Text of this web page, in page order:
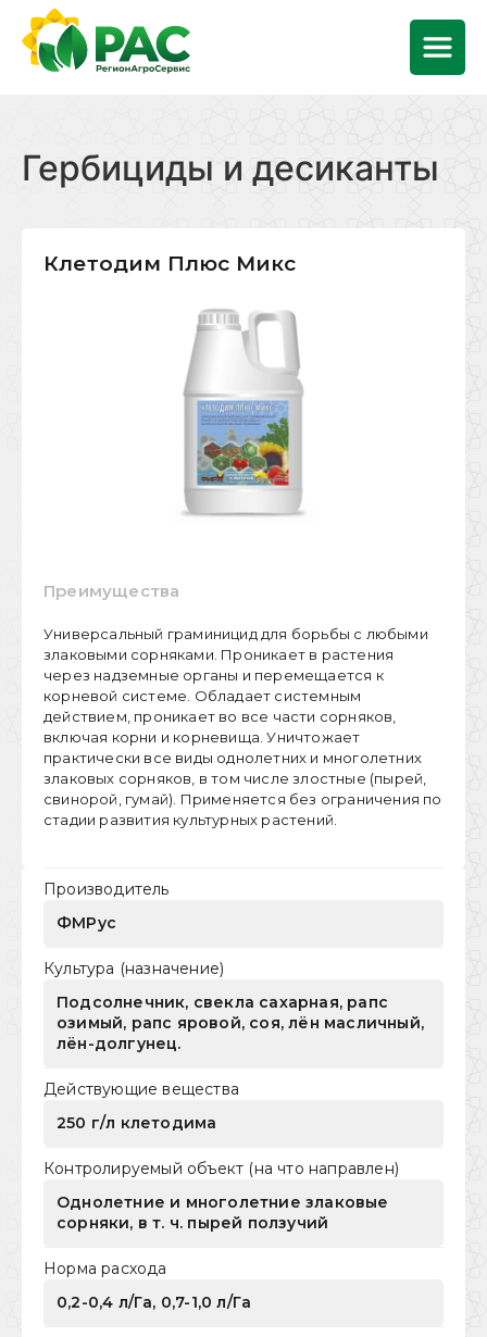
Гербициды и десиканты
Клетодим Плюс Микс
Преимущества
Универсальный граминицид для борьбы c любыми
злаковыми сорняками. Проникает в растения
через надземные органы и перемещается к
корневой системе. Обладает системным
действием, проникает во все части сорняков,
включая корни и корневища. Уничтожает
практически все виды однолетних и многолетних
злаковых сорняков, в том числе злостные (пырей,
свинорой, гумай). Применяется без ограничения по
стадии развития культурных растений.
Производитель
ФМРус
Культура (назначение)
Подсолнечник, свекла сахарная, рапс
озимый, рапс яровой, соя, лён масличный,
лён-долгунец.
Действующие вещества
250 г/л клетодима
Контролируемый объект (на что направлен)
Однолетние и многолетние злаковые
сорняки, в т. ч. пырей ползучий
Норма расхода
0,2-0,4 л/Га, 0,7-1,0 л/Га